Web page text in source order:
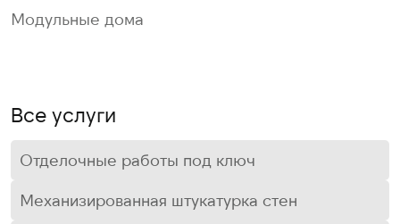
Модульные дома
Все услуги
Отделочные работы под ключ
Механизированная штукатурка стен